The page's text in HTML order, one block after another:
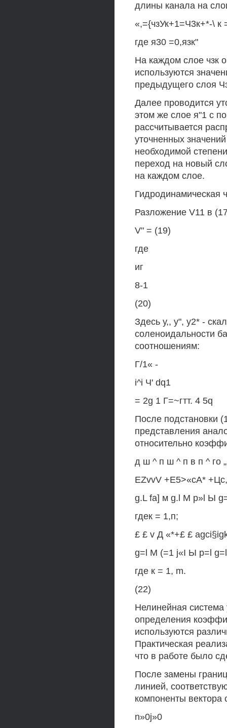
длины канала на
«,={чзУк+1=Ч3к+*-\ к
где я30 =0,язк"
На каждом слое чзк
используются
предыдущего слоя
Далее проводится
этом же слое я"1 с
рассчитывается
уточненных
необходимой
переход на новый
на каждом слое.
Гидродинамическая
Разложение V11 в
V" = (19)
где
иг
8-1
(20)
Здесь у,, у", у2* -
соленоидальности
соотношениям:
Г/1« -
i^i Ч' dq1
= 2g 1 Г=~гтт. 4 5q
После подстановки
представления
относительно
д ш ^ п ш ^ п в п ^ го
EZvvV +Е5>«сА*
g.L fa] м g.l M p»l Ы
гдек = 1,п;
£ £ v Д «*+£ £
g=l M (=1 j«I Ы p=l g=l
где к = 1, m.
(22)
Нелинейная
определения
используются
Практическая
что в работе было
После замены
линией,
компоненты вектора
n»0j»0